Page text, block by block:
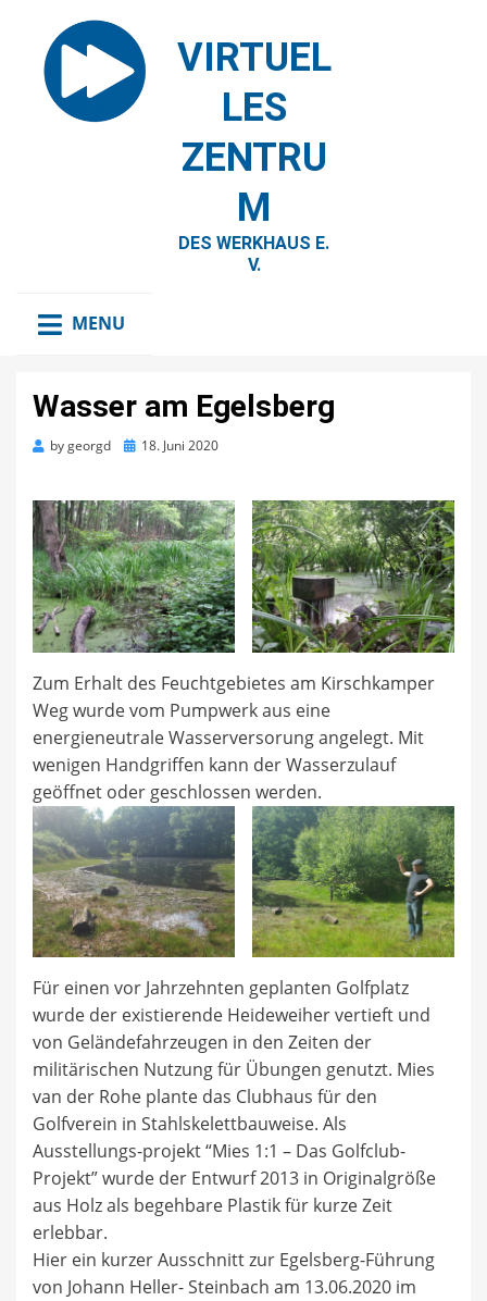
VIRTUEL
LES
ZENTRU
M
DES WERKHAUS E.
V.
MENU
Wasser am Egelsberg
bygeorgd
Posted18. Juni 2020
Zum Erhalt des Feuchtgebietes am Kirschkamper
Weg wurde vom Pumpwerk aus eine
energieneutrale Wasserversorung angelegt. Mit
wenigen Handgriffen kann der Wasserzulauf
geöffnet oder geschlossen werden.
Für einen vor Jahrzehnten geplanten Golfplatz
wurde der existierende Heideweiher vertieft und
von Geländefahrzeugen in den Zeiten der
militärischen Nutzung für Übungen genutzt. Mies
van der Rohe plante das Clubhaus für den
Golfverein in Stahlskelettbauweise. Als
Ausstellungs-projekt “Mies 1:1 – Das Golfclub-
Projekt” wurde der Entwurf 2013 in Originalgröße
aus Holz als begehbare Plastik für kurze Zeit
erlebbar.
Hier ein kurzer Ausschnitt zur Egelsberg-Führung
von Johann Heller- Steinbach am 13.06.2020 im